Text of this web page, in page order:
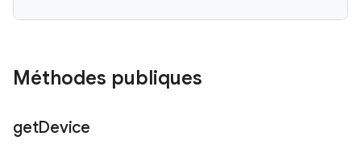
Méthodes publiques
getDevice